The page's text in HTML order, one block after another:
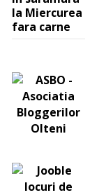
la Miercurea
fara carne